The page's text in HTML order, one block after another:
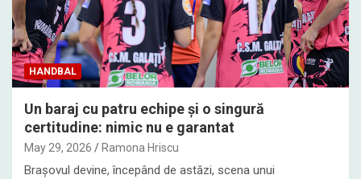
HANDBAL
Un baraj cu patru echipe și o singură
certitudine: nimic nu e garantat
May 29, 2026 Ramona Hriscu
Brașovul devine, începând de astăzi, scena unui